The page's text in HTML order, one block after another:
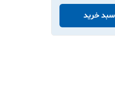
سبد خرید